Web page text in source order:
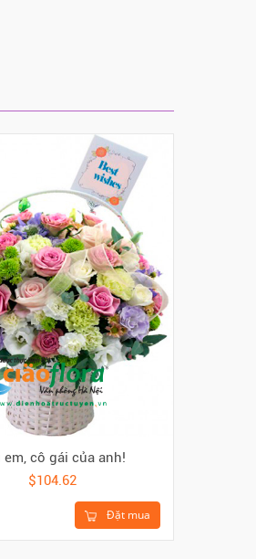
em, cô gái của anh!
$104.62
Đặt mua